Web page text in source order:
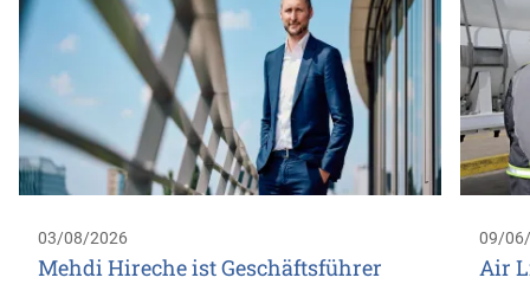
03/08/2026
Mehdi Hireche ist Geschäftsführer
09/
Air